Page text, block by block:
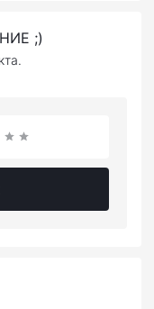
;)